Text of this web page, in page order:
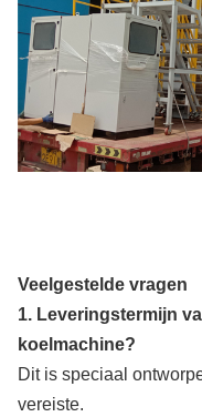
Veelgestelde vragen
1. Leveringstermijn
koelmachine?
Dit is speciaal
vereiste.